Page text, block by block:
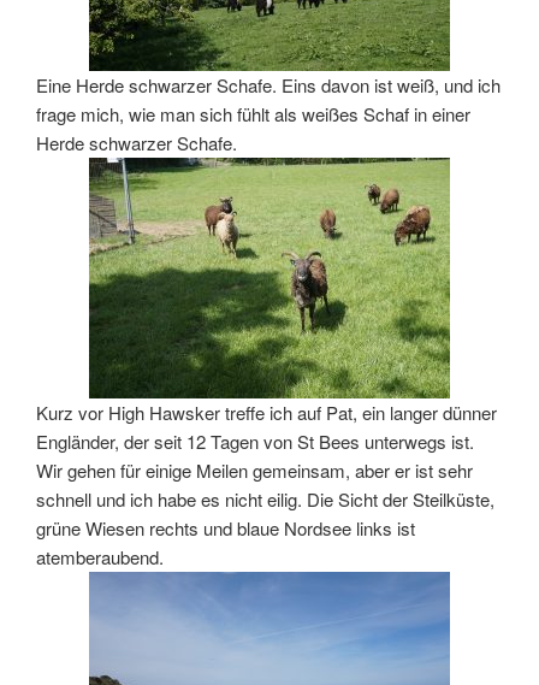
Eine Herde schwarzer Schafe. Eins davon ist weiß, und ich
frage mich, wie man sich fühlt als weißes Schaf in einer
Herde schwarzer Schafe.
Kurz vor High Hawsker treffe ich auf Pat, ein langer dünner
Engländer, der seit 12 Tagen von St Bees unterwegs ist.
Wir gehen für einige Meilen gemeinsam, aber er ist sehr
schnell und ich habe es nicht eilig. Die Sicht der Steilküste,
grüne Wiesen rechts und blaue Nordsee links ist
atemberaubend.